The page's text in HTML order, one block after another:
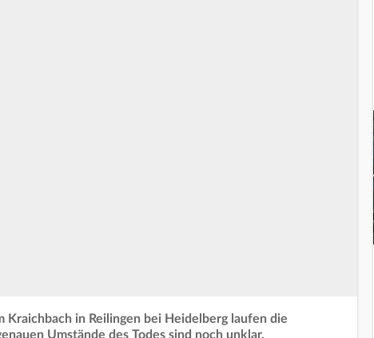
Kraichbach in Reilingen bei Heidelberg laufen die
Umstände des Todes sind noch unklar.